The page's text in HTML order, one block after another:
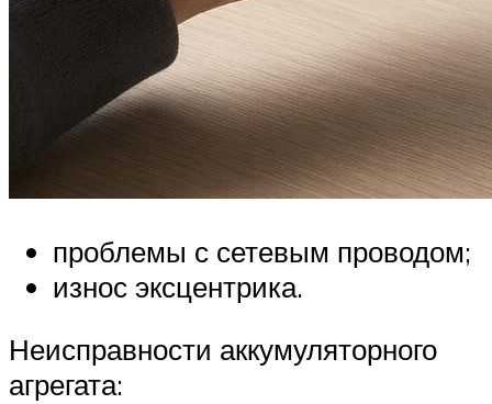
проблемы с сетевым проводом;
износ эксцентрика.
Неисправности аккумуляторного
агрегата: